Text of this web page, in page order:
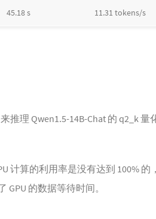
45.18 s 11.31 tokens/s
理 Qwen1.5-14B-Chat 的 q2_k
计算的利用率是没有达到 100% 的
GPU 的数据等待时间。